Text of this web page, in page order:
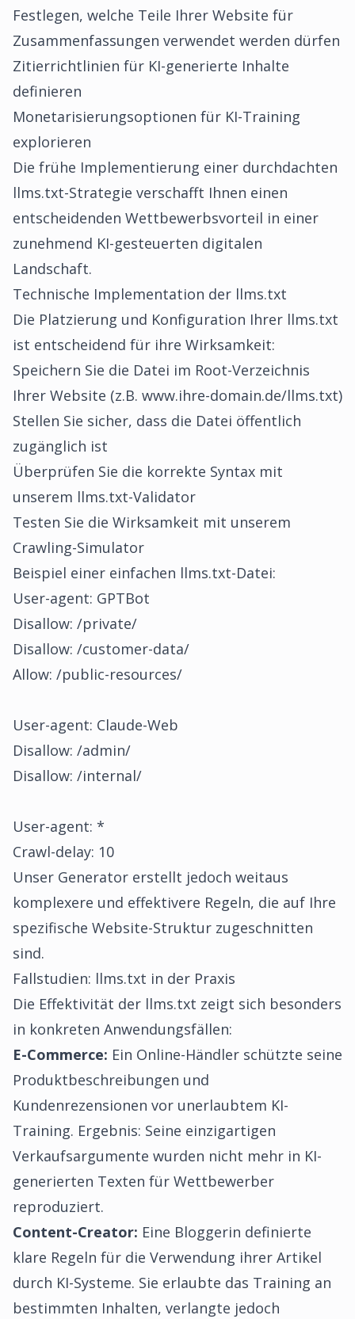
Festlegen, welche Teile Ihrer Website für
Zusammenfassungen verwendet werden dürfen
Zitierrichtlinien für KI-generierte Inhalte
definieren
Monetarisierungsoptionen für KI-Training
explorieren
Die frühe Implementierung einer durchdachten
llms.txt-Strategie verschafft Ihnen einen
entscheidenden Wettbewerbsvorteil in einer
zunehmend KI-gesteuerten digitalen
Landschaft.
Technische Implementation der llms.txt
Die Platzierung und Konfiguration Ihrer llms.txt
ist entscheidend für ihre Wirksamkeit:
Speichern Sie die Datei im Root-Verzeichnis
Ihrer Website (z.B. www.ihre-domain.de/llms.txt)
Stellen Sie sicher, dass die Datei öffentlich
zugänglich ist
Überprüfen Sie die korrekte Syntax mit
unserem llms.txt-Validator
Testen Sie die Wirksamkeit mit unserem
Crawling-Simulator
Beispiel einer einfachen llms.txt-Datei:
User-agent: GPTBot
Disallow: /private/
Disallow: /customer-data/
Allow: /public-resources/
User-agent: Claude-Web
Disallow: /admin/
Disallow: /internal/
User-agent: *
Crawl-delay: 10
Unser Generator erstellt jedoch weitaus
komplexere und effektivere Regeln, die auf Ihre
spezifische Website-Struktur zugeschnitten
sind.
Fallstudien: llms.txt in der Praxis
Die Effektivität der llms.txt zeigt sich besonders
in konkreten Anwendungsfällen:
E-Commerce: Ein Online-Händler schützte seine
Produktbeschreibungen und
Kundenrezensionen vor unerlaubtem KI-
Training. Ergebnis: Seine einzigartigen
Verkaufsargumente wurden nicht mehr in KI-
generierten Texten für Wettbewerber
reproduziert.
Content-Creator: Eine Bloggerin definierte
klare Regeln für die Verwendung ihrer Artikel
durch KI-Systeme. Sie erlaubte das Training an
bestimmten Inhalten, verlangte jedoch